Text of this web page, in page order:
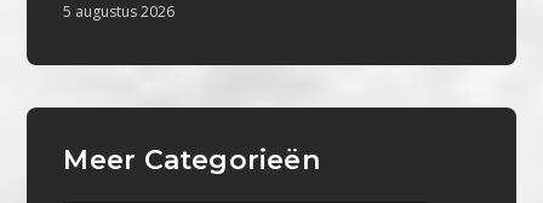
5 augustus 2026
Meer Categorieën